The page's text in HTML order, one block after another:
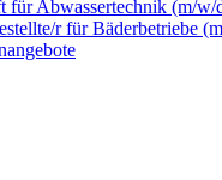
für Abwassertechnik (m/w/
r für Bäderbetriebe